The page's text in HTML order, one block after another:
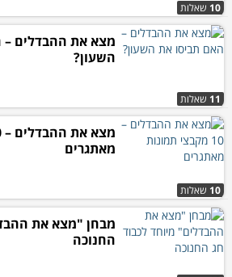
10 שאלות
11 שאלות
מצא את ההבדלים –
השעון?
10 שאלות
מאתגרים
מבחן "מצא את
החנוכה